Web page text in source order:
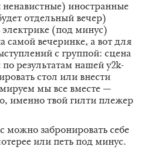
иностранные
отдельный вечер)
электрике (под минус)
самой вечеринке, а вот для
с группой: сцена
результатам нашей y2k-
стол или внести
мы все вместе —
именно твой гилти плежер
забронировать себе
или петь под минус.